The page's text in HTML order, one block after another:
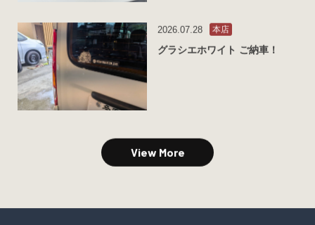
2026.07.28 本店
グラシエホワイト ご納車！
View More